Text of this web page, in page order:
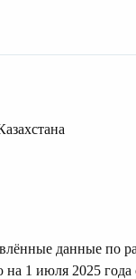
данные по
на 1 июля 2025